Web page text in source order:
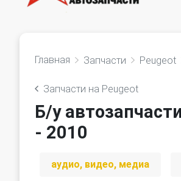
Главная Запчасти Peugeot
Запчасти на Peugeot
Б/у
- 2010
аудио, видео, медиа